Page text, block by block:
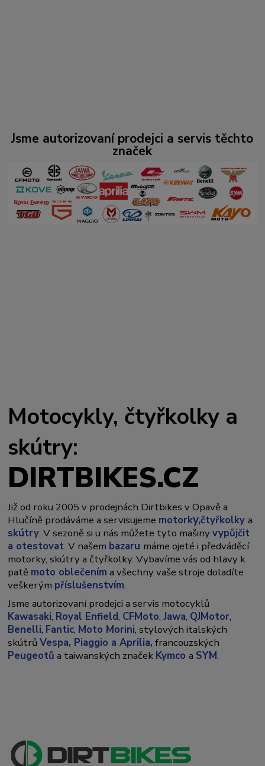
Jsme autorizovaní prodejci a servis těchto
značek
Motocykly, čtyřkolky a
skútry:
DIRTBIKES.CZ
Již od roku 2005 v prodejnách Dirtbikes v Opavě a
Hlučíně prodáváme a servisujeme motorky,čtyřkolkya
skútry. V sezoně si u nás můžete tyto mašinyvypůjčit
a otestovat. V našem bazaru máme ojeté i předváděcí
motorky, skútry a čtyřkolky. Vybavíme vás od hlavy k
patě moto oblečením a všechny vaše stroje doladíte
veškerým příslušenstvím.
Jsme autorizovaní prodejci a servis motocyklů
Kawasaki, Royal Enfield, CFMoto,Jawa, QJMotor,
Benelli, Fantic, Moto Morini, stylových italských
skútrůVespa, Piaggio a Aprilia, francouzských
Peugeotů a taiwanských značek Kymcoa SYM.